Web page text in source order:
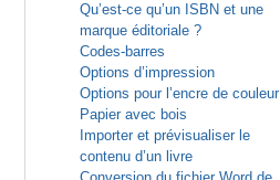
Qu’est-ce qu’un ISBN et une
marque éditoriale ?
Codes-barres
Options d’impression
Options pour l’encre de couleur
Papier avec bois
Importer et prévisualiser le
contenu d’un livre